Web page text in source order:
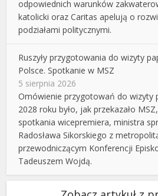
odpowiednich warunków
katolicki oraz Caritas apelują o
podziałami politycznymi.
Ruszyły przygotowania do wizyty
Polsce. Spotkanie w MSZ
5 sierpnia 2026
Omówienie przygotowań do wizyty
2028 roku było, jak przekazało
spotkania wicepremiera, ministra
Radosława Sikorskiego z
przewodniczącym Konferencji
Tadeuszem Wojdą.